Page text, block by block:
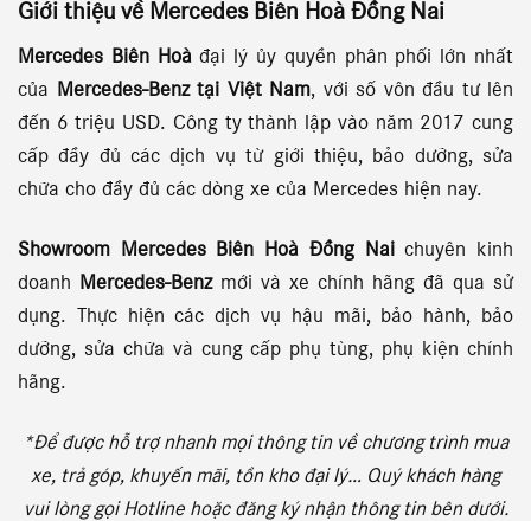
Giới thiệu về Mercedes Biên Hoà Đồng Nai
Mercedes Biên Hoàđại lý ủy quyền phân phối lớn nhất
của
Mercedes-Benz tại Việt Nam, với số vôn đầu tư lên
đến 6 triệu USD. Công ty thành lập vào năm 2017 cung
cấp đầy đủ các dịch vụ từ giới thiệu, bảo dưỡng, sửa
chữa cho đầy đủ các dòng xe của Mercedes hiện nay.
Showroom Mercedes Biên Hoà Đồng Naichuyên kinh
doanh
Mercedes-Benzmới và xe chính hãng đã qua sử
dụng. Thực hiện các dịch vụ hậu mãi, bảo hành, bảo
dưỡng, sửa chữa và cung cấp phụ tùng, phụ kiện chính
hãng.
*Để được hỗ trợ nhanh mọi thông tin về chương trình mua
xe, trả góp, khuyến mãi, tồn kho đại lý… Quý khách hàng
vui lòng gọi Hotline hoặc đăng ký nhận thông tin bên dưới.